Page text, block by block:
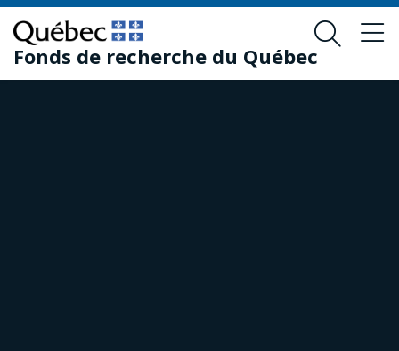
Skip
to
main
content
Skip
to
footer
Fonds de recherche du Québec